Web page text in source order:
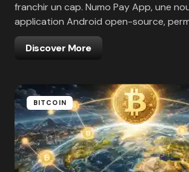
franchir un cap. Numo Pay App, une
application Android open-source,
Discover More
BITCOIN